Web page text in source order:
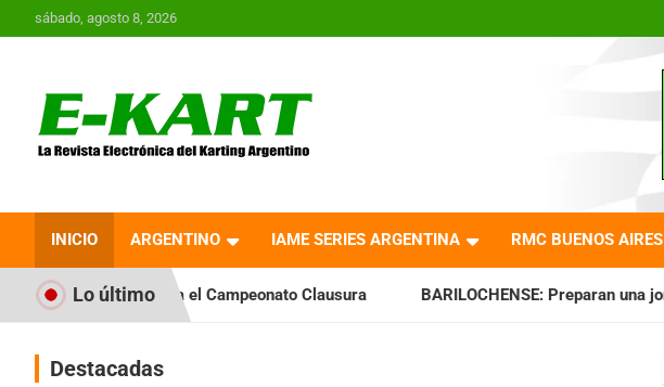
al
sábado, agosto 8, 2026
Revista Electrónica del
Karting en Argentina
INICIO ARGENTINO IAME SERIES ARGENTINA RMC BUENOS AIRES
Lo último
Clausura BARILOCHENSE: Preparan una jornada a puro espectáculo
Destacadas